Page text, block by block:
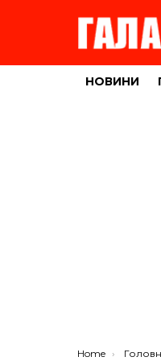
НОВИНИ
You are here:
Home